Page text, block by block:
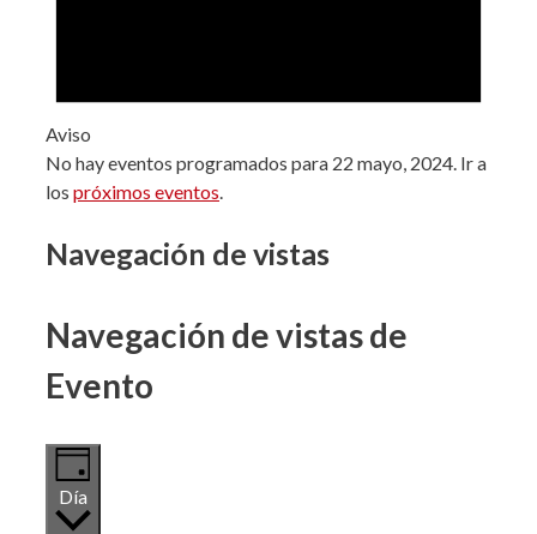
Aviso
No hay eventos programados para 22 mayo, 2024. Ir a
los próximos eventos.
Navegación de vistas
Navegación de vistas de
Evento
Día